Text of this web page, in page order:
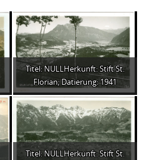
Titel: NULLHerkunft: Stift St.
Florian; Datierung: 1941
Titel: NULLHerkunft: Stift St.